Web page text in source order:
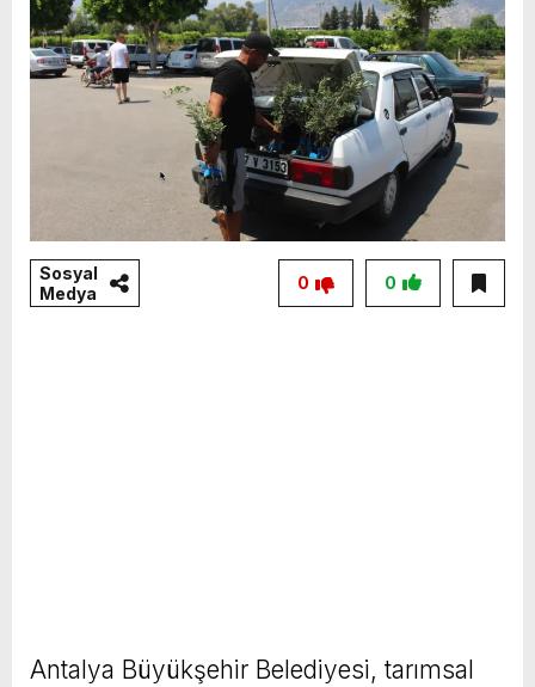
Sosyal
Medya
0
0
Antalya Büyükşehir Belediyesi, tarımsal